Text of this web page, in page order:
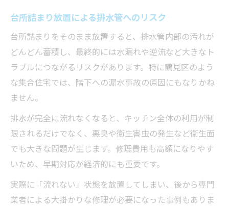
台所詰まり放置による排水管へのリスク
台所詰まりをそのまま放置すると、排水管内部の汚れが
どんどん蓄積し、最終的には水漏れや逆流など大きなト
ラブルにつながるリスクがあります。特に鶴見区のよう
な集合住宅では、階下への漏水事故の原因にもなりかね
ません。
排水が完全に流れなくなると、キッチン全体の利用が制
限されるだけでなく、悪臭や衛生害虫の発生など衛生面
でも大きな問題が生じます。修理費用も高額になりやす
いため、早期対応が経済的にも重要です。
実際に「流れない」状態を放置してしまい、後から専門
業者による大掛かりな修理が必要になった事例もありま